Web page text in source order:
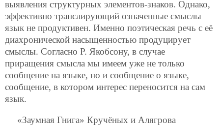
выявления структурных элементов-знаков. Однако,
эффективно транслирующий означенные смыслы
язык не продуктивен. Именно поэтическая речь с её
диахронической насыщенностью продуцирует
смыслы. Согласно Р. Якобсону, в случае
приращения смысла мы имеем уже не только
сообщение на языке, но и сообщение о языке,
сообщение, в котором интерес переносится на сам
язык.
«Заумная Гнига» Кручёных и Алягрова